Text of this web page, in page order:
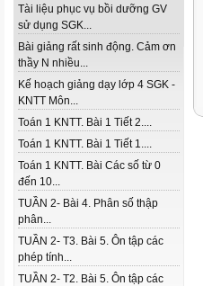
Tài liệu phục vụ bồi dưỡng GV
sử dụng SGK...
Bài giảng rất sinh động. Cảm ơn
thầy N nhiều...
Kế hoạch giảng dạy lớp 4 SGK -
KNTT Môn...
Toán 1 KNTT. Bài 1 Tiết 2....
Toán 1 KNTT. Bài 1 Tiết 1....
Toán 1 KNTT. Bài Các số từ 0
đến 10...
TUẦN 2- Bài 4. Phân số thập
phân...
TUẦN 2- T3. Bài 5. Ôn tập các
phép tính...
TUẦN 2- T2. Bài 5. Ôn tập các